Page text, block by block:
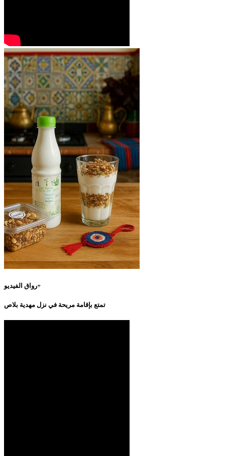
رواق الفيديو+
تمتع بإقامة مريحة في نزل مهدية بلاص